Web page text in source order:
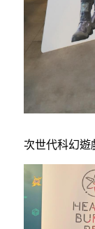
次世代科幻遊